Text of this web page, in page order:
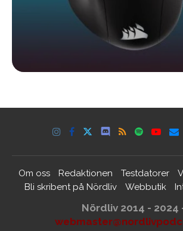
Om oss Redaktionen Testdatorer
Bli skribent på Nördliv
Webbutik
Nördliv 2014 - 2024